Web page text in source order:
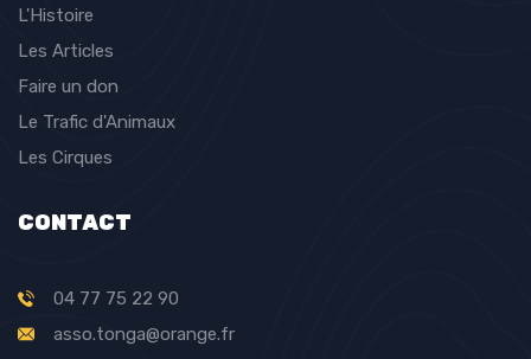
L'Histoire
Les Articles
Faire un don
Le Trafic d'Animaux
Les Cirques
CONTACT
04 77 75 22 90
asso.tonga@orange.fr